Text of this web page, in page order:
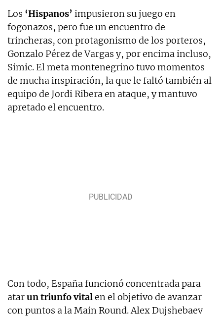
Los ‘Hispanos’ impusieron su juego en
fogonazos, pero fue un encuentro de
trincheras, con protagonismo de los porteros,
Gonzalo Pérez de Vargas y, por encima incluso,
Simic. El meta montenegrino tuvo momentos
de mucha inspiración, la que le faltó también al
equipo de Jordi Ribera en ataque, y mantuvo
apretado el encuentro.
Con todo, España funcionó concentrada para
atarun triunfo vitalen el objetivo de avanzar
con puntos a la Main Round. Alex Dujshebaev